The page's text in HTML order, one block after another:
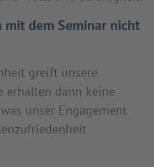
mit dem Seminar nicht
greift unsere
erhalten dann keine
unser Engagement